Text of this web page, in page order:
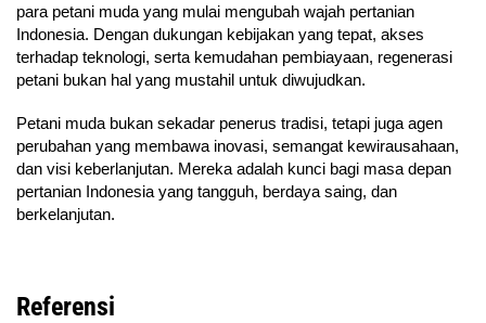
para petani muda yang mulai mengubah wajah pertanian
Indonesia. Dengan dukungan kebijakan yang tepat, akses
terhadap teknologi, serta kemudahan pembiayaan, regenerasi
petani bukan hal yang mustahil untuk diwujudkan.
Petani muda bukan sekadar penerus tradisi, tetapi juga agen
perubahan yang membawa inovasi, semangat kewirausahaan,
dan visi keberlanjutan. Mereka adalah kunci bagi masa depan
pertanian Indonesia yang tangguh, berdaya saing, dan
berkelanjutan.
Referensi